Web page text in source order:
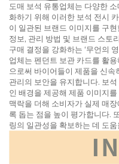
도매 보석 유통업체는 다양한
화하기 위해 이러한 보석 전시
이 일관된 브랜드 이미지를 구
정보, 관리 방법 및 브랜드 스토
구매 결정을 강화하는 ‘무언의
업체는 펜던트 보관 카드를 활
으로써 바이어들이 제품을 신
관리의 보안을 유지합니다. 보
인 배경을 제공해 제품 이미지
맥락을 더해 소비자가 실제 매
록 돕는 점을 높이 평가합니다.
링의 일관성을 확보하는 데 도움